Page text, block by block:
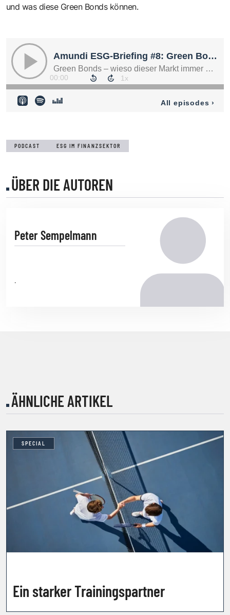
und was diese Green Bonds können.
PODCAST ESG IM FINANZSEKTOR
ÜBER DIE AUTOREN
Peter Sempelmann
.
ÄHNLICHE ARTIKEL
SPECIAL
Ein starker Trainingspartner